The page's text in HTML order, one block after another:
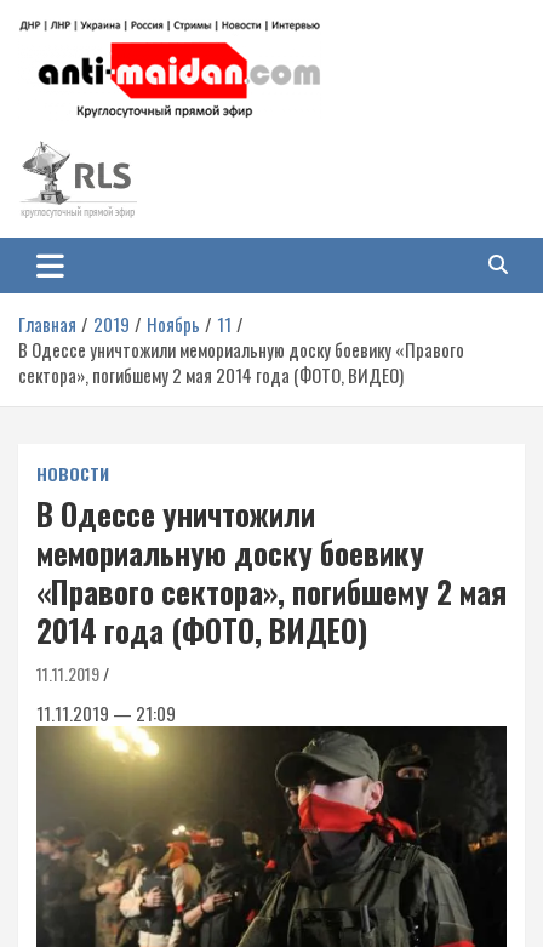
содержимому
Антимайдан: Гражданская война
на Украине
гражданской войне на Украине, включая события в Новороссии, ДНР,
ЛНР и других регионах.
Главная 2019 Ноябрь
11
В Одессе уничтожили мемориальную доску боевику «Правого
сектора», погибшему 2 мая 2014 года (ФОТО, ВИДЕО)
НОВОСТИ
В Одессе уничтожили
мемориальную доску боевику
«Правого сектора», погибшему 2 мая
2014 года (ФОТО, ВИДЕО)
11.11.2019
11.11.2019 — 21:09